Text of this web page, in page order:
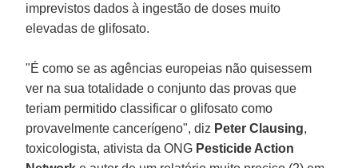
imprevistos dados à ingestão de doses muito
elevadas de glifosato.
"É como se as agências europeias não quisessem
ver na sua totalidade o conjunto das provas que
teriam permitido classificar o glifosato como
provavelmente cancerígeno", diz Peter Clausing,
toxicologista, ativista da ONG Pesticide Action